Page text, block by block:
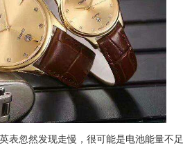
忽然发现走慢，很可能是电池能量不足